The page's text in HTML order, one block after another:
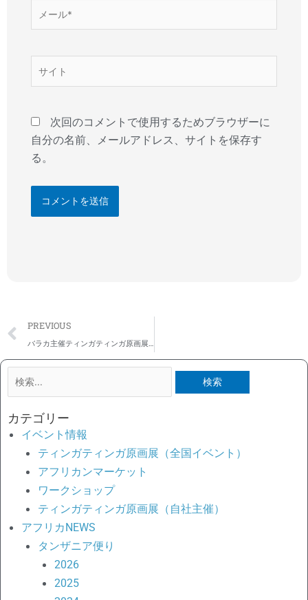
*
次回のコメントで使用するためブラウザーに
自分の名前、メールアドレス、サイトを保存す
る。
Prev
PREVIOUS
検
対
象:
カテゴリー
イベント情報
ティンガティンガ原画展（全国イベント）
アフリカンマーケット
ワークショップ
ティンガティンガ原画展（自社主催）
アフリカNEWS
タンザニア便り
2026
2025